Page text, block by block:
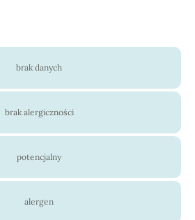
brak danych
brak alergiczności
potencjalny
alergen